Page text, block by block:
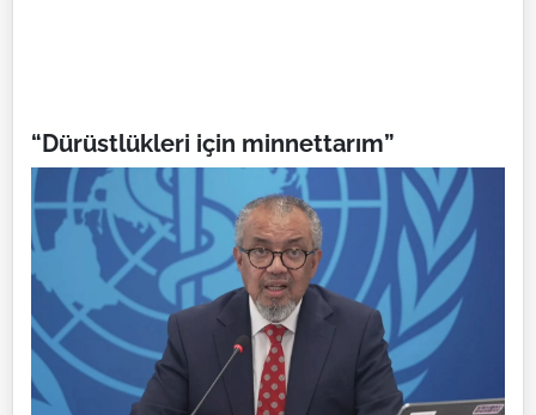
“Dürüstlükleri için minnettarım”